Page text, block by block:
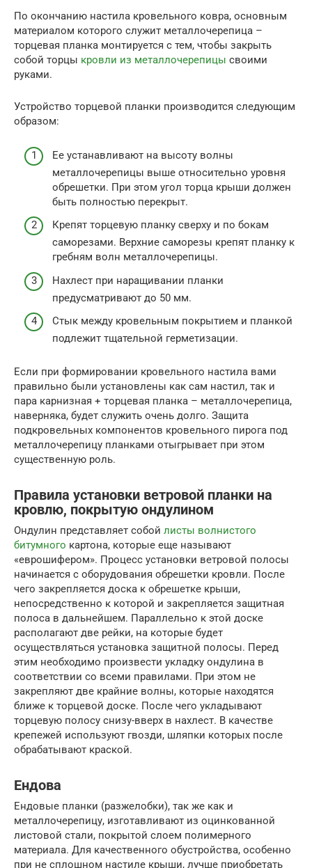
По окончанию настила кровельного ковра, основным
материалом которого служит металлочерепица –
торцевая планка монтируется с тем, чтобы закрыть
собой торцы кровли из металлочерепицы своими
руками.
Устройство торцевой планки производится следующим
образом:
Ее устанавливают на высоту волны
металлочерепицы выше относительно уровня
обрешетки. При этом угол торца крыши должен
быть полностью перекрыт.
Крепят торцевую планку сверху и по бокам
саморезами. Верхние саморезы крепят планку к
гребням волн металлочерепицы.
Нахлест при наращивании планки
предусматривают до 50 мм.
Стык между кровельным покрытием и планкой
подлежит тщательной герметизации.
Если при формировании кровельного настила вами
правильно были установлены как сам настил, так и
пара карнизная + торцевая планка – металлочерепица,
наверняка, будет служить очень долго. Защита
подкровельных компонентов кровельного пирога под
металлочерепицу планками отыгрывает при этом
существенную роль.
Правила установки ветровой планки на
кровлю, покрытую ондулином
Ондулин представляет собой листы волнистого
битумного картона, которые еще называют
«еврошифером». Процесс установки ветровой полосы
начинается с оборудования обрешетки кровли. После
чего закрепляется доска к обрешетке крыши,
непосредственно к которой и закрепляется защитная
полоса в дальнейшем. Параллельно к этой доске
располагают две рейки, на которые будет
осуществляться установка защитной полосы. Перед
этим необходимо произвести укладку ондулина в
соответствии со всеми правилами. При этом не
закрепляют две крайние волны, которые находятся
ближе к торцевой доске. После чего укладывают
торцевую полосу снизу-вверх в нахлест. В качестве
крепежей используют гвозди, шляпки которых после
обрабатывают краской.
Ендова
Ендовые планки (разжелобки), так же как и
металлочерепицу, изготавливают из оцинкованной
листовой стали, покрытой слоем полимерного
материала. Для качественного обустройства, особенно
при не сплошном настиле крыши, лучше приобретать